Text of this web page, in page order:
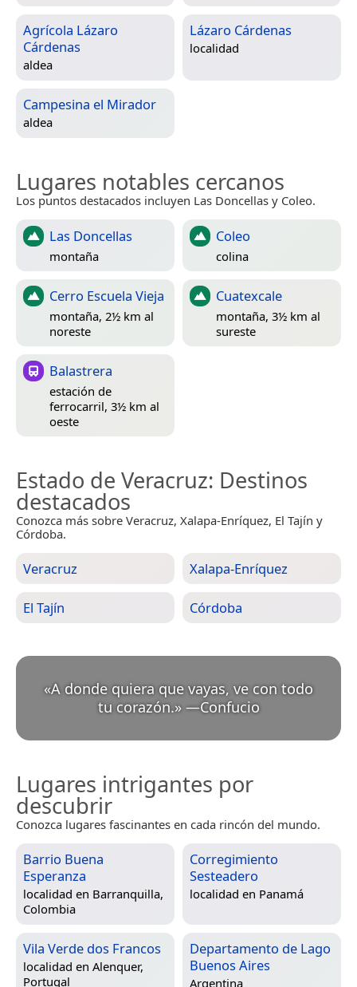
Agrícola Lázaro
Cárdenas
aldea
Lázaro Cárdenas
localidad
Campesina el Mirador
aldea
Lugares notables cercanos
Los puntos destacados incluyen Las Doncellas y Coleo.
Las Doncellas
montaña
Coleo
colina
Cerro Escuela Vieja
montaña, 2½ km al
noreste
Cuatexcale
montaña, 3½ km al
sureste
Balastrera
estación de
ferrocarril, 3½ km al
oeste
Estado de Veracruz: Destinos
destacados
Conozca más sobre Veracruz, Xalapa-Enríquez, El Tajín y
Córdoba.
Veracruz Xalapa-Enríquez
El Tajín Córdoba
«A donde quiera que vayas, ve con todo
tu corazón.» —Confucio
Lugares intrigantes por
descubrir
Conozca lugares fascinantes en cada rincón del mundo.
Barrio Buena
Esperanza
localidad en Barranquilla,
Colombia
Corregimiento
Sesteadero
localidad en Panamá
Vila Verde dos Francos
localidad en Alenquer,
Portugal
Departamento de Lago
Buenos Aires
Argentina